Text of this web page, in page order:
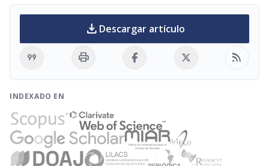
download Descargar artículo
format_quote print rss_feed
INDEXADO EN